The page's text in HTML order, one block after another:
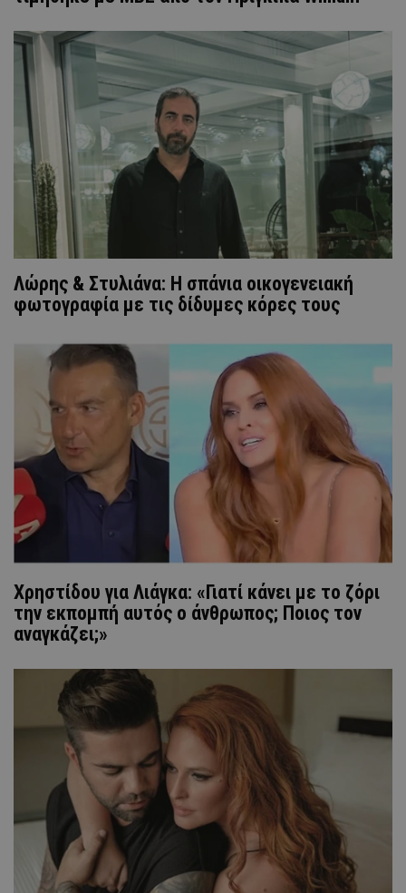
Λώρης & Στυλιάνα: Η σπάνια οικογενειακή
φωτογραφία με τις δίδυμες κόρες τους
Χρηστίδου για Λιάγκα: «Γιατί κάνει με το ζόρι
την εκπομπή αυτός ο άνθρωπος; Ποιος τον
αναγκάζει;»